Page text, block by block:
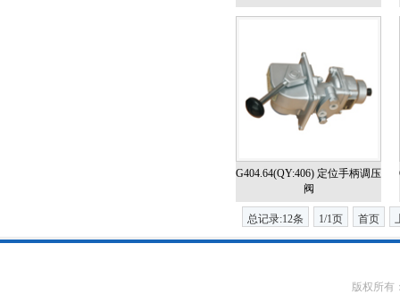
G404.64(QY:406) 定位手柄调压
阀
总记录:12条 1/1页 首页
版权所有